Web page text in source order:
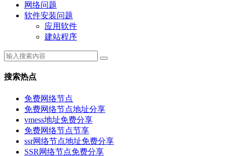
网络问题
软件安装问题
应用软件
建站程序
搜索热点
免费网络节点
免费网络节点地址分享
vmess地址免费分享
免费网络节点节享
ssr网络节点地址免费分享
SSR网络节点免费分享